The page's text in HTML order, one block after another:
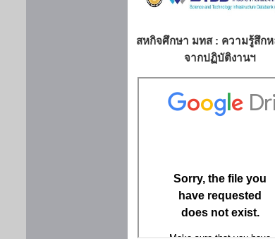
สหกิจศึกษา มทส : ความรู้สึกห
จากปฏิบัติงานฯ